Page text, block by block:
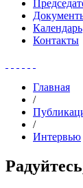
Календарь
Контакты
Главная
/
/
Интервью